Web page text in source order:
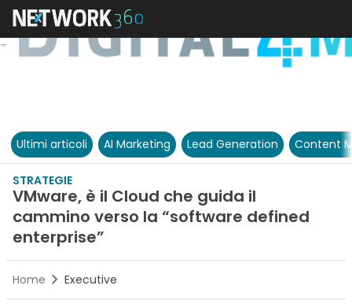
Ultimi articoli AI Marketing Lead Generation Content
STRATEGIE
VMware, è il Cloud che guida il
cammino verso la “software defined
enterprise”
Home Executive